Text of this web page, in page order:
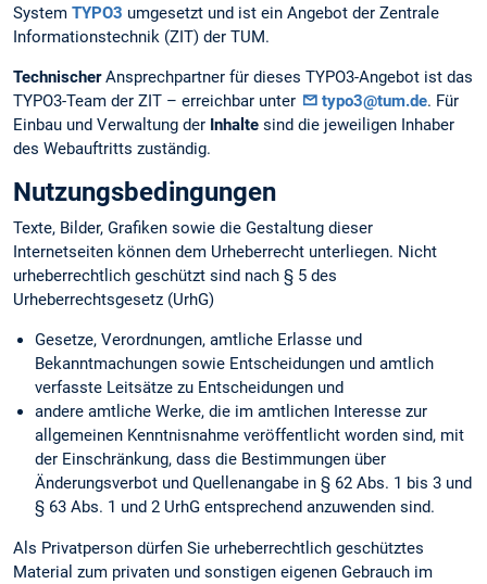
System TYPO3 umgesetzt und ist ein Angebot der Zentrale
Informationstechnik (ZIT) der TUM.
TechnischerAnsprechpartner für dieses TYPO3-Angebot ist das
TYPO3-Team der ZIT – erreichbar unter
typo3@tum.de. Für
Einbau und Verwaltung der Inhalte sind die jeweiligen Inhaber
des Webauftritts zuständig.
Nutzungsbedingungen
Texte, Bilder, Grafiken sowie die Gestaltung dieser
Internetseiten können dem Urheberrecht unterliegen. Nicht
urheberrechtlich geschützt sind nach § 5 des
Urheberrechtsgesetz (UrhG)
Gesetze, Verordnungen, amtliche Erlasse und
Bekanntmachungen sowie Entscheidungen und amtlich
verfasste Leitsätze zu Entscheidungen und
andere amtliche Werke, die im amtlichen Interesse zur
allgemeinen Kenntnisnahme veröffentlicht worden sind, mit
der Einschränkung, dass die Bestimmungen über
Änderungsverbot und Quellenangabe in § 62 Abs. 1 bis 3 und
§ 63 Abs. 1 und 2 UrhG entsprechend anzuwenden sind.
Als Privatperson dürfen Sie urheberrechtlich geschütztes
Material zum privaten und sonstigen eigenen Gebrauch im